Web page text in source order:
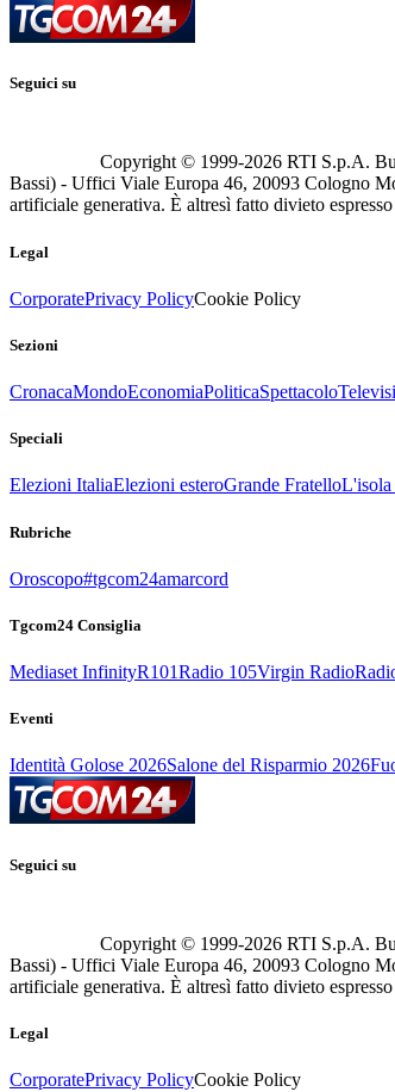
Seguici su
Copyright © 1999-2026 RTI S.p.A.
Bassi) - Uffici Viale Europa 46, 20093 Cologno
artificiale generativa. È altresì fatto divieto
Legal
CorporatePrivacy PolicyCookie Policy
Sezioni
CronacaMondoEconomiaPoliticaSpettacolo
Speciali
Elezioni ItaliaElezioni esteroGrande FratelloL'isola
Rubriche
Oroscopo#tgcom24amarcord
Tgcom24 Consiglia
Mediaset InfinityR101Radio 105Virgin Radio
Eventi
Identità Golose 2026Salone del Risparmio 2026
Seguici su
Copyright © 1999-2026 RTI S.p.A.
Bassi) - Uffici Viale Europa 46, 20093 Cologno
artificiale generativa. È altresì fatto divieto
Legal
CorporatePrivacy PolicyCookie Policy